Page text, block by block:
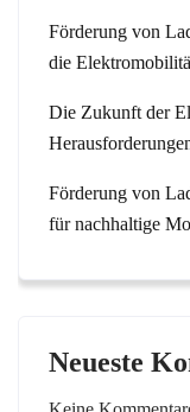
Förderung von
die
Die Zukunft der
Förderung von
für nachhaltige
Neueste